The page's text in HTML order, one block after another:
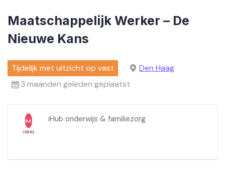
Maatschappelijk Werker – De
Nieuwe Kans
Tijdelijk met uitzicht op vast
Den Haag
3 maanden geleden geplaatst
iHub onderwijs & familiezorg